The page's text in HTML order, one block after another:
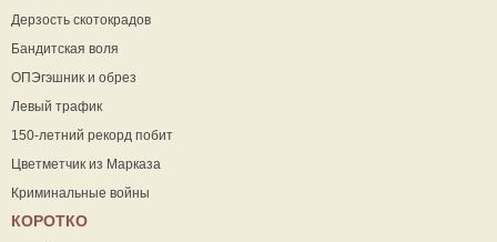
Дерзость скотокрадов
Бандитская воля
ОПЭгэшник и обрез
Левый трафик
150-летний рекорд побит
Цветметчик из Марказа
Криминальные войны
КОРОТКО